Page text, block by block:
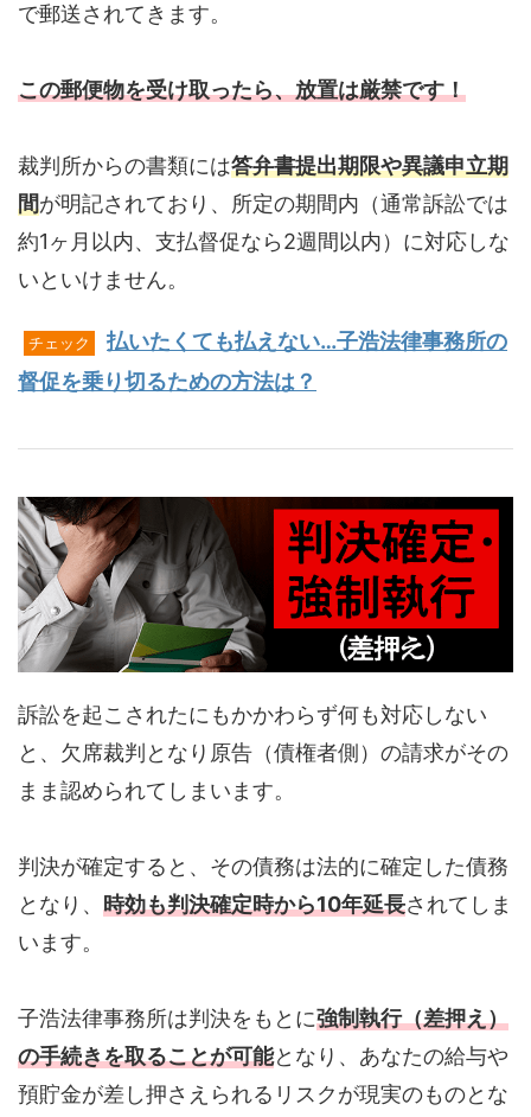
で郵送されてきます。
この郵便物を受け取ったら、放置は厳禁です！
裁判所からの書類には答弁書提出期限や異議申立期
間が明記されており、所定の期間内（通常訴訟では
約1ヶ月以内、支払督促なら2週間以内）に対応しな
いといけません。
チェック
払いたくても払えない…子浩法律事務所の
督促を乗り切るための方法は？
訴訟を起こされたにもかかわらず何も対応しない
と、欠席裁判となり原告（債権者側）の請求がその
まま認められてしまいます。
判決が確定すると、その債務は法的に確定した債務
となり、 時効も判決確定時から10年延長されてしま
います。
子浩法律事務所は判決をもとに強制執行（差押え）
の手続きを取ることが可能となり、あなたの給与や
預貯金が差し押さえられるリスクが現実のものとな